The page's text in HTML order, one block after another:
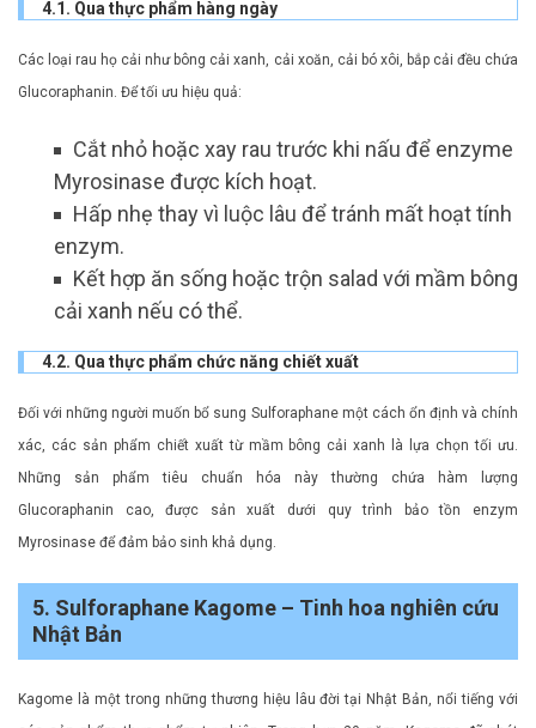
4.1. Qua thực phẩm hàng ngày
Các loại rau họ cải như bông cải xanh, cải xoăn, cải bó xôi, bắp cải đều chứa
Glucoraphanin. Để tối ưu hiệu quả:
Cắt nhỏ hoặc xay rau trước khi nấu để enzyme
Myrosinase được kích hoạt.
Hấp nhẹ thay vì luộc lâu để tránh mất hoạt tính
enzym.
Kết hợp ăn sống hoặc trộn salad với mầm bông
cải xanh nếu có thể.
4.2. Qua thực phẩm chức năng chiết xuất
Đối với những người muốn bổ sung Sulforaphane một cách ổn định và chính
xác, các sản phẩm chiết xuất từ mầm bông cải xanh là lựa chọn tối ưu.
Những sản phẩm tiêu chuẩn hóa này thường chứa hàm lượng
Glucoraphanin cao, được sản xuất dưới quy trình bảo tồn enzym
Myrosinase để đảm bảo sinh khả dụng.
5. Sulforaphane Kagome – Tinh hoa nghiên cứu
Nhật Bản
Kagome là một trong những thương hiệu lâu đời tại Nhật Bản, nổi tiếng với